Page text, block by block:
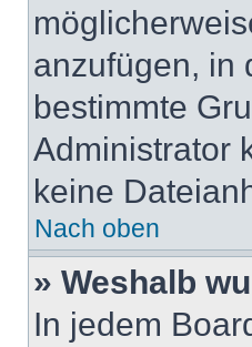
anzufügen, in
bestimmte
Administrator
keine
Nach oben
» Weshalb
In jedem